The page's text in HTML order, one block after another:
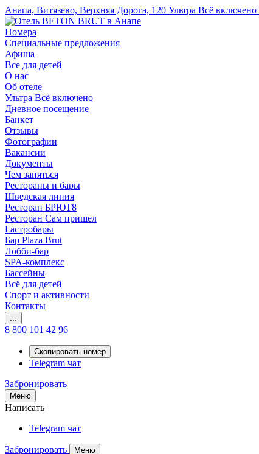
Анапа, Витязево, Верхняя Дорога, 120 Ультра Всё включено
Номера
Специальные предложения
Афиша
Все для детей
О нас
Об отеле
Ультра Всё включено
Дневное посещение
Банкет
Отзывы
Фотографии
Вакансии
Документы
Чем заняться
Рестораны и бары
Шведская линия
Ресторан БРЮТ8
Ресторан Сам пришел
Гастробары
Бар Plaza Brut
Лобби-бар
SPA-комплекс
Бассейны
Всё для детей
Спорт и активности
Контакты
...
8 800 101 42 96
Скопировать номер
Telegram чат
Забронировать
Меню
Написать
Telegram чат
Забронировать Меню